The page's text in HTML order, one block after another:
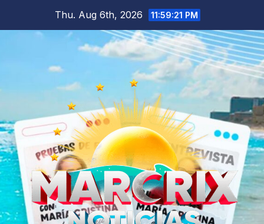
Thu. Aug 6th, 2026 11:59:22 PM